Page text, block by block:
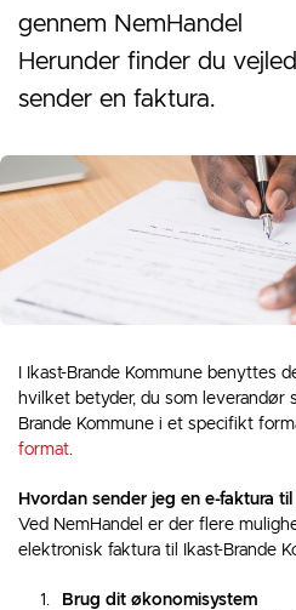
gennem NemHandel
Herunder finder du
sender en faktura.
I Ikast-Brande Kommune benyttes
hvilket betyder, du som leverandør
Brande Kommune i et specifikt
format.
Hvordan sender jeg en e-faktura
Ved NemHandel er der flere
elektronisk faktura til Ikast-Brande
Brug dit økonomisystem